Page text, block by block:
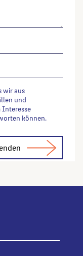
wir aus
und
können.